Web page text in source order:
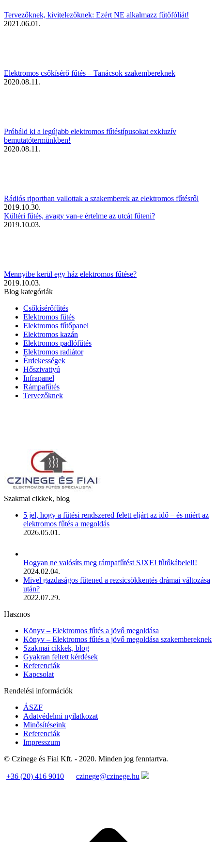
Tervezőknek, kivitelezőknek: Ezért NE alkalmazz fűtőfóliát!
2021.06.01.
Elektromos csőkísérő fűtés – Tanácsok szakembereknek
2020.08.11.
Próbáld ki a legújabb elektromos fűtéstípusokat exkluzív
bemutatótermünkben!
2020.08.11.
Rádiós riportban vallottak a szakemberek az elektromos fűtésről
2019.10.30.
Kültéri fűtés, avagy van-e értelme az utcát fűteni?
2019.10.03.
Mennyibe kerül egy ház elektromos fűtése?
2019.10.03.
Blog kategóriák
Csőkísérőfűtés
Elektromos fűtés
Elektromos fűtőpanel
Elektromos kazán
Elektromos padlófűtés
Elektromos radiátor
Érdekességek
Hőszivattyú
Infrapanel
Rámpafűtés
Tervezőknek
Szakmai cikkek, blog
5 jel, hogy a fűtési rendszered felett eljárt az idő – és miért az
elektromos fűtés a megoldás
2026.05.01.
Hogyan ne valósíts meg rámpafűtést SJXFJ fűtőkábelel!!
2024.02.04.
Mivel gazdaságos fűtened a rezsicsökkentés drámai változása
után?
2022.07.29.
Hasznos
Könyv – Elektromos fűtés a jövő megoldása
Könyv – Elektromos fűtés a jövő megoldása szakembereknek
Szakmai cikkek, blog
Gyakran feltett kérdések
Referenciák
Kapcsolat
Rendelési információk
ÁSZF
Adatvédelmi nyilatkozat
Minősítéseink
Referenciák
Impresszum
© Czinege és Fiai Kft. - 2020. Minden jog fenntartva.
+36 (20) 416 9010 czinege@czinege.hu